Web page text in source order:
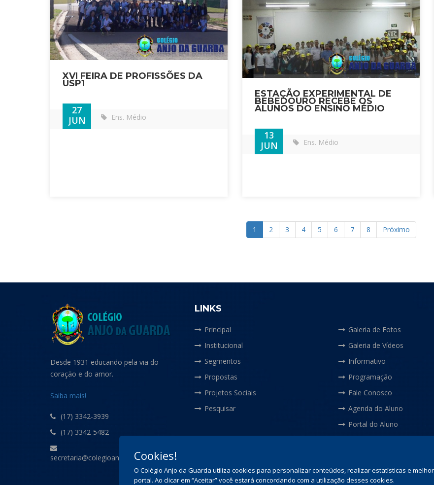
XVI FEIRA DE PROFISSÕES DA
USP1
27
JUN
Ens. Médio
ESTAÇÃO EXPERIMENTAL DE
BEBEDOURO RECEBE OS
ALUNOS DO ENSINO MÉDIO
13
JUN
Ens. Médio
1 2 3 4 5 6 7 8 Próximo
Desde 1931 educando pela via do
coração e do amor.
Saiba mais!
(17) 3342-3939
(17) 3342-5482
secretaria@colegioanjodaguarda.com.br
LINKS
Principal
Institucional
Segmentos
Propostas
Projetos Sociais
Pesquisar
Galeria de Fotos
Galeria de Vídeos
Informativo
Programação
Fale Conosco
Agenda do Aluno
Portal do Aluno
Cookies!
O Colégio Anjo da Guarda utiliza cookies para personalizar conteúdos, realizar estatísticas e
portal. Ao clicar em “Aceitar” você estará concordando com a utilização desses cookies.